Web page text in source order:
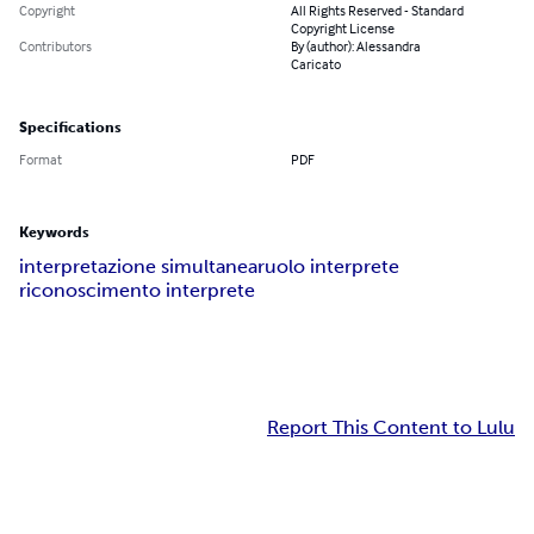
Copyright
All Rights Reserved - Standard
Copyright License
Contributors
By (author): Alessandra
Caricato
Specifications
Format PDF
Keywords
interpretazione simultanearuolo interprete
riconoscimento interprete
Report This Content to Lulu